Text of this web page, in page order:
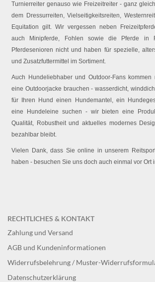
Turnierreiter genauso wie Freizeitreiter - ganz
dem Dressurreiten, Vielseitigkeitsreiten,
Equitation gilt. Wir vergessen neben
auch Minipferde, Fohlen sowie die Pferde in
Pferdesenioren nicht und haben für spezielle,
und Zusatzfuttermittel im Sortiment.
Auch Hundeliebhaber und Outdoor-Fans
eine Outdoorjacke brauchen - wasserdicht,
für Ihren Hund einen Hundemantel, ein
eine Hundeleine suchen - wir bieten eine
Qualität, Robustheit und aktuelles modernes
bezahlbar bleibt.
Vielen Dank, dass Sie online in unserem
haben - besuchen Sie uns doch auch einmal vor Ort
RECHTLICHES & KONTAKT
Zahlung und Versand
AGB und Kundeninformationen
Widerrufsbelehrung / Muster-
Datenschutzerklärung